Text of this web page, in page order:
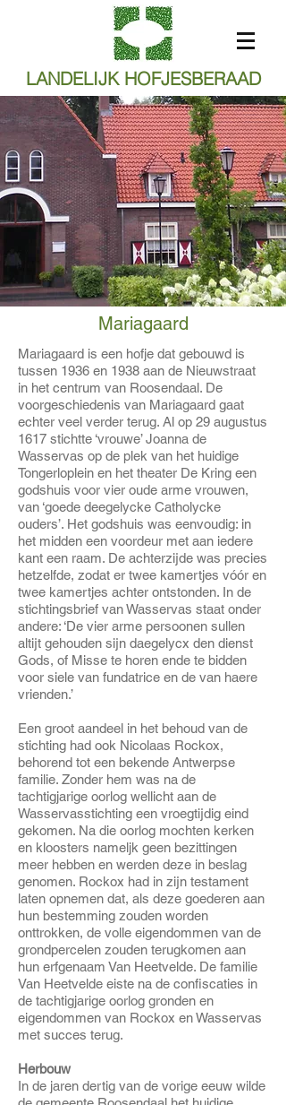
LANDELIJK HOFJESBERAAD
Mariagaard
Mariagaard is een hofje dat gebouwd is
tussen 1936 en 1938 aan de Nieuwstraat
in het centrum van Roosendaal. De
voorgeschiedenis van Mariagaard gaat
echter veel verder terug. Al op 29 augustus
1617 stichtte ‘vrouwe’ Joanna de
Wasservas op de plek van het huidige
Tongerloplein en het theater De Kring een
godshuis voor vier oude arme vrouwen,
van ‘goede deegelycke Catholycke
ouders’. Het godshuis was eenvoudig: in
het midden een voordeur met aan iedere
kant een raam. De achterzijde was precies
hetzelfde, zodat er twee kamertjes vóór en
twee kamertjes achter ontstonden. In de
stichtingsbrief van Wasservas staat onder
andere: ‘De vier arme persoonen sullen
altijt gehouden sijn daegelycx den dienst
Gods, of Misse te horen ende te bidden
voor siele van fundatrice en de van haere
vrienden.’
Een groot aandeel in het behoud van de
stichting had ook Nicolaas Rockox,
behorend tot een bekende Antwerpse
familie. Zonder hem was na de
tachtigjarige oorlog wellicht aan de
Wasservasstichting een vroegtijdig eind
gekomen. Na die oorlog mochten kerken
en kloosters nameljk geen bezittingen
meer hebben en werden deze in beslag
genomen. Rockox had in zijn testament
laten opnemen dat, als deze goederen aan
hun bestemming zouden worden
onttrokken, de volle eigendommen van de
grondpercelen zouden terugkomen aan
hun erfgenaam Van Heetvelde. De familie
Van Heetvelde eiste na de confiscaties in
de tachtigjarige oorlog gronden en
eigendommen van Rockox en Wasservas
met succes terug.
Herbouw
In de jaren dertig van de vorige eeuw wilde